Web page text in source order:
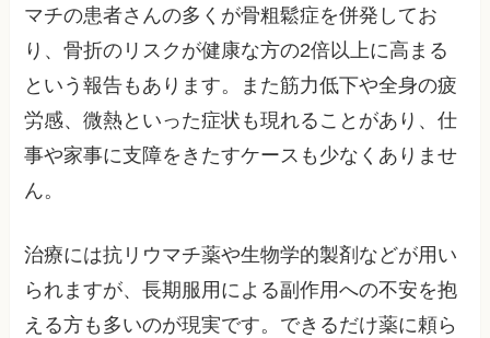
マチの患者さんの多くが骨粗鬆症を併発してお
り、骨折のリスクが健康な方の2倍以上に高まる
という報告もあります。また筋力低下や全身の疲
労感、微熱といった症状も現れることがあり、仕
事や家事に支障をきたすケースも少なくありませ
ん。
治療には抗リウマチ薬や生物学的製剤などが用い
られますが、長期服用による副作用への不安を抱
える方も多いのが現実です。できるだけ薬に頼ら